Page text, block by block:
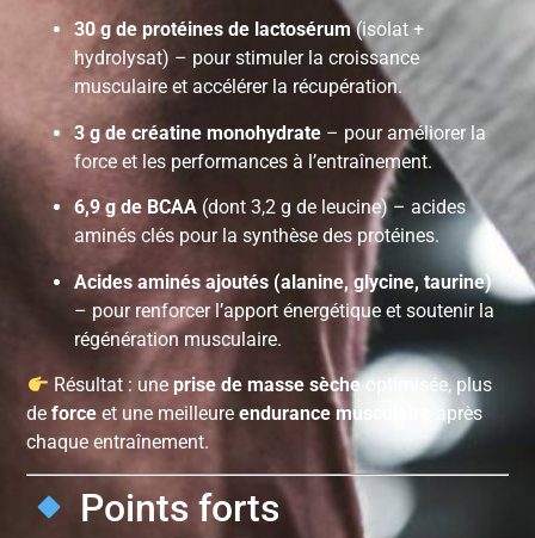
30 g de protéines de lactosérum(isolat +
hydrolysat) – pour stimuler la croissance
musculaire et accélérer la récupération.
3 g de créatine monohydrate – pour améliorer la
force et les performances à l’entraînement.
6,9 g de BCAA (dont 3,2 g de leucine) – acides
aminés clés pour la synthèse des protéines.
Acides aminés ajoutés (alanine, glycine, taurine)
– pour renforcer l’apport énergétique et soutenir la
régénération musculaire.
Résultat : une prise de masse sècheoptimisée, plus
deforce et une meilleureendurance musculaire
après
chaque entraînement.
Points forts